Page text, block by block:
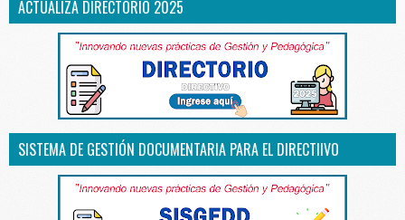
ACTUALIZA DIRECTORIO 2025
SISTEMA DE GESTIÓN DOCUMENTARIA PARA EL DIRECTIIVO